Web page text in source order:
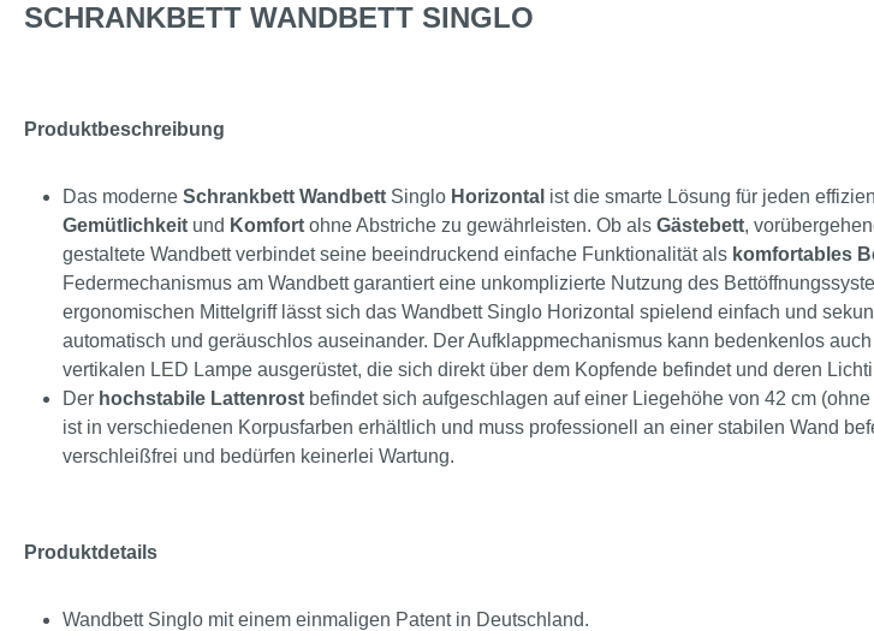
SCHRANKBETT WANDBETT SINGLO
Produktbeschreibung
Das moderne Schrankbett Wandbett Singlo Horizontal ist die smarte Lösung für jeden
Gemütlichkeit und Komfort ohne Abstriche zu gewährleisten. Ob als Gästebett,
gestaltete Wandbett verbindet seine beeindruckend einfache Funktionalität als komfortables
Federmechanismus am Wandbett garantiert eine unkomplizierte Nutzung des
ergonomischen Mittelgriff lässt sich das Wandbett Singlo Horizontal spielend einfach und
automatisch und geräuschlos auseinander. Der Aufklappmechanismus kann bedenkenlos
vertikalen LED Lampe ausgerüstet, die sich direkt über dem Kopfende befindet und deren
Der hochstabile Lattenrost befindet sich aufgeschlagen auf einer Liegehöhe von 42 cm
ist in verschiedenen Korpusfarben erhältlich und muss professionell an einer stabilen Wand
verschleißfrei und bedürfen keinerlei Wartung.
Produktdetails
Wandbett Singlo mit einem einmaligen Patent in Deutschland.